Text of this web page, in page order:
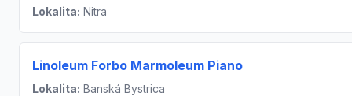
Lokalita: Nitra
Linoleum Forbo Marmoleum Piano
Lokalita: Banská Bystrica